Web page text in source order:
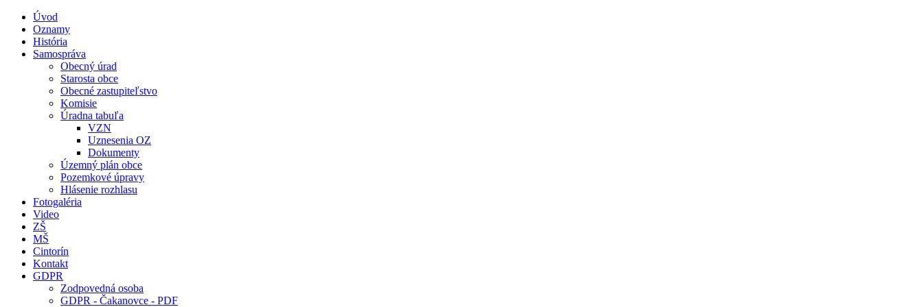
Úvod
Oznamy
História
Samospráva
Obecný úrad
Starosta obce
Obecné zastupiteľstvo
Komisie
Úradna tabuľa
VZN
Uznesenia OZ
Dokumenty
Územný plán obce
Pozemkové úpravy
Hlásenie rozhlasu
Fotogaléria
Video
ZŠ
MŠ
Cintorín
Kontakt
GDPR
Zodpovedná osoba
GDPR - Čakanovce - PDF